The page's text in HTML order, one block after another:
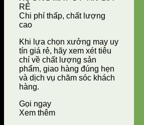
RẺ
Chi phí thấp, chất lượng
cao
Khi lựa chọn xưởng may uy
tín giá rẻ, hãy xem xét tiêu
chí về chất lượng sản
phẩm, giao hàng đúng hẹn
và dịch vụ chăm sóc khách
hàng.
Gọi ngay
Xem thêm